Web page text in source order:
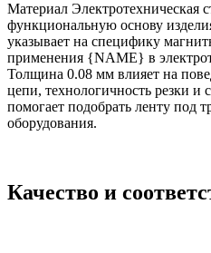
Материал Электротехническая
функциональную основу
указывает на специфику
применения {NAME} в
Толщина 0.08 мм влияет на
цепи, технологичность резки и
помогает подобрать ленту под
оборудования.
Качество и